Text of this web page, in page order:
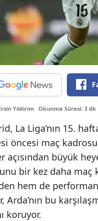
Yıldırım Okunma Süresi: 3 dk
La Liga’nın 15.
öncesi maç
açısından büyük
bir kez daha maç
hem de
Arda’nın bu
koruyor.